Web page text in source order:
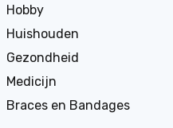
Hobby
Huishouden
Gezondheid
Medicijn
Braces en Bandages